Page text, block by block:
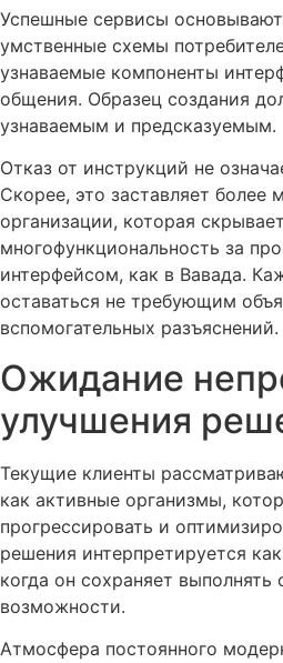
Успешные сервисы
умственные схемы
узнаваемые компоненты
общения. Образец создания
узнаваемым и предсказуемым.
Отказ от инструкций не
Скорее, это заставляет более
организации, которая скрывает
многофункциональность за
интерфейсом, как в Вавада.
оставаться не требующим
вспомогательных разъяснений.
Ожидание
улучшения
Текущие клиенты
как активные организмы,
прогрессировать и
решения интерпретируется
когда он сохраняет
возможности.
Атмосфера постоянного